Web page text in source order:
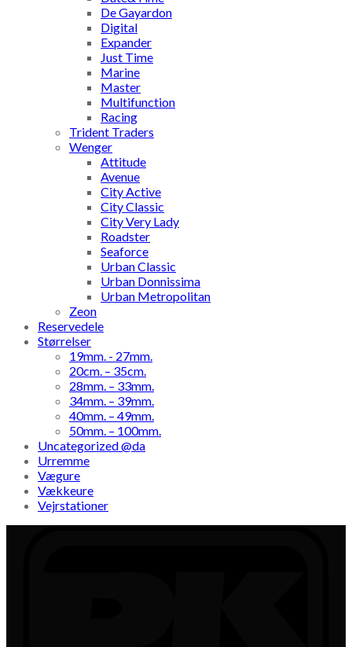
De Gayardon
Digital
Expander
Just Time
Marine
Master
Multifunction
Racing
Trident Traders
Wenger
Attitude
Avenue
City Active
City Classic
City Very Lady
Roadster
Seaforce
Urban Classic
Urban Donnissima
Urban Metropolitan
Zeon
Reservedele
Størrelser
19mm. - 27mm.
20cm. – 35cm.
28mm. – 33mm.
34mm. – 39mm.
40mm. – 49mm.
50mm. – 100mm.
Uncategorized @da
Urremme
Vægure
Vækkeure
Vejrstationer